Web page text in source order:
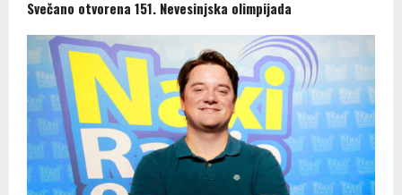
Svečano otvorena 151. Nevesinjska olimpijada